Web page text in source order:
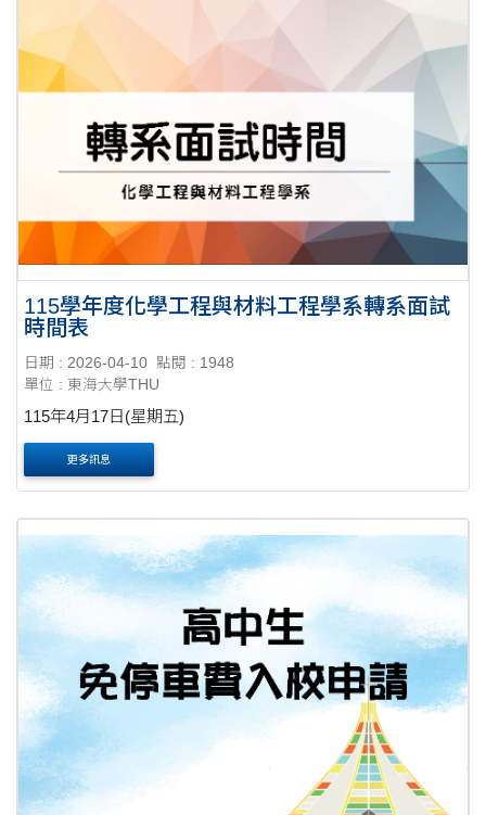
115學年度化學工程與材料工程學系轉系面試
時間表
日期 : 2026-04-10 點閱 : 1948
單位 : 東海大學THU
115年4月17日(星期五)
更多訊息